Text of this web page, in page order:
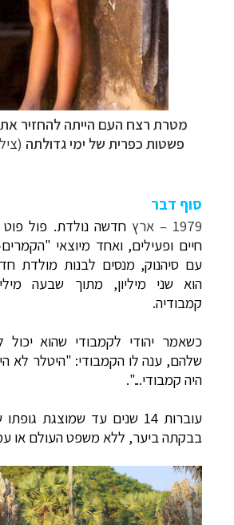
מטרת רצח העם הייתה להחזיר את
פשטות כפרית של ימי גדולתה
סוף דבר
1979 – ארץ
חדשה נולדת. פול פוט
חיים ופעילים, ואחד מיוצאי
עם סיהנוק, מנסים לבנות מולדת
הוא שני מיליון, מתוך שבעה
קמבודיה.
כשאמר יהודי לקמבודי שהוא יכול
שלהם, ענה לו הקמבודי: "היטלר לא
היה קמבודי...".
עוברות
14 שנים עד שמוצגת
בבקתה ביער, ללא משפט העולם או